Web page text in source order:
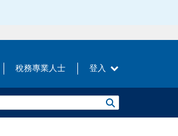
稅務專業人士 登入